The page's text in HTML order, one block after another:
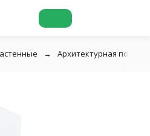
Архитектурная